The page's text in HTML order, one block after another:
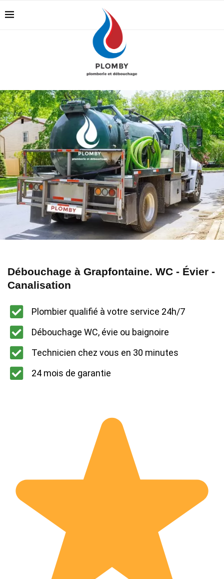
Débouchage à Grapfontaine. WC - Évier -
Canalisation
Plombier qualifié à votre service 24h/7
Débouchage WC, évie ou baignoire
Technicien chez vous en 30 minutes
24 mois de garantie